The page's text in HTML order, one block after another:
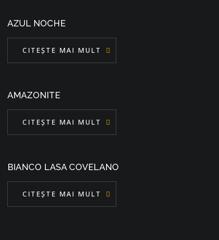
AZUL NOCHE
CITEȘTE MAI MULT
AMAZONITE
CITEȘTE MAI MULT
BIANCO LASA COVELANO
CITEȘTE MAI MULT